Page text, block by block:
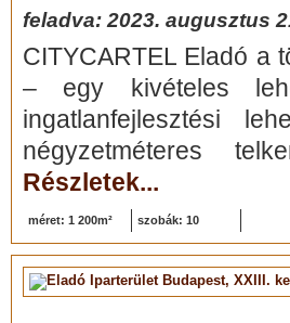
feladva: 2023. augusztus
CITYCARTEL Eladó a
– egy kivételes
ingatlanfejlesztési
négyzetméteres
Részletek...
méret: 1 200m² szobák: 10